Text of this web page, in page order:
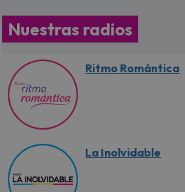
Nuestras radios
Ritmo Romántica
La Inolvidable